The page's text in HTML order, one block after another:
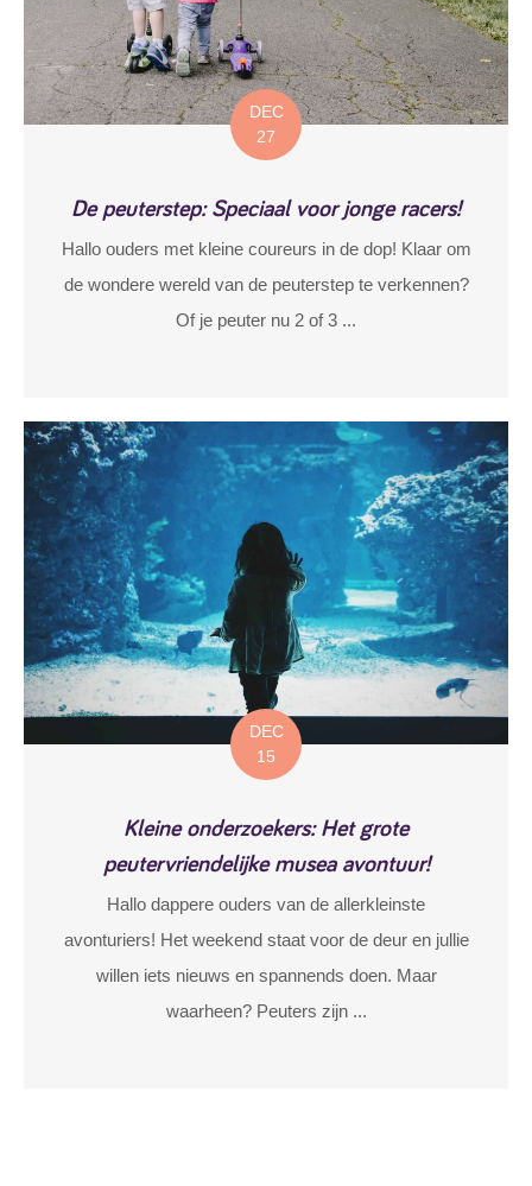
DEC
27
De peuterstep: Speciaal voor jonge racers!
Hallo ouders met kleine coureurs in de dop! Klaar om
de wondere wereld van de peuterstep te verkennen?
Of je peuter nu 2 of 3 ...
DEC
15
Kleine onderzoekers: Het grote
peutervriendelijke musea avontuur!
Hallo dappere ouders van de allerkleinste
avonturiers! Het weekend staat voor de deur en jullie
willen iets nieuws en spannends doen. Maar
waarheen? Peuters zijn ...